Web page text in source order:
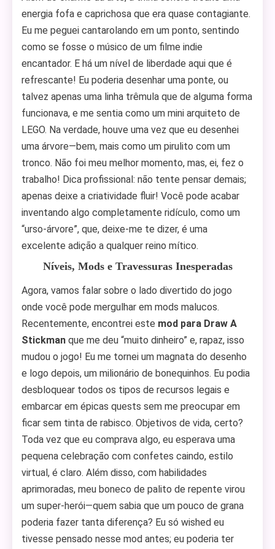
energia fofa e caprichosa que era quase contagiante.
Eu me peguei cantarolando em um ponto, sentindo
como se fosse o músico de um filme indie
encantador. E há um nível de liberdade aqui que é
refrescante! Eu poderia desenhar uma ponte, ou
talvez apenas uma linha trêmula que de alguma forma
funcionava, e me sentia como um mini arquiteto de
LEGO. Na verdade, houve uma vez que eu desenhei
uma árvore—bem, mais como um pirulito com um
tronco. Não foi meu melhor momento, mas, ei, fez o
trabalho! Dica profissional: não tente pensar demais;
apenas deixe a criatividade fluir! Você pode acabar
inventando algo completamente ridículo, como um
“urso-árvore”, que, deixe-me te dizer, é uma
excelente adição a qualquer reino mítico.
Níveis, Mods e Travessuras Inesperadas
Agora, vamos falar sobre o lado divertido do jogo
onde você pode mergulhar em mods malucos.
Recentemente, encontrei este mod para Draw A
Stickman que me deu “muito dinheiro” e, rapaz, isso
mudou o jogo! Eu me tornei um magnata do desenho
e logo depois, um milionário de bonequinhos. Eu podia
desbloquear todos os tipos de recursos legais e
embarcar em épicas quests sem me preocupar em
ficar sem tinta de rabisco. Objetivos de vida, certo?
Toda vez que eu comprava algo, eu esperava uma
pequena celebração com confetes caindo, estilo
virtual, é claro. Além disso, com habilidades
aprimoradas, meu boneco de palito de repente virou
um super-herói—quem sabia que um pouco de grana
poderia fazer tanta diferença? Eu só wished eu
tivesse pensado nesse mod antes; eu poderia ter